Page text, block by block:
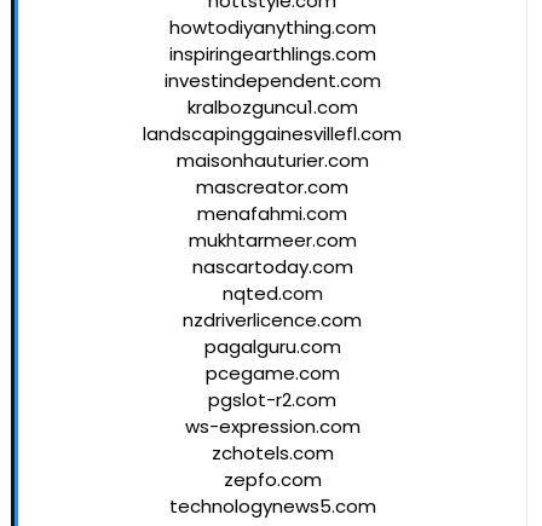
howtodiyanything.com
inspiringearthlings.com
investindependent.com
kralbozguncu1.com
landscapinggainesvillefl.com
maisonhauturier.com
mascreator.com
menafahmi.com
mukhtarmeer.com
nascartoday.com
nqted.com
nzdriverlicence.com
pagalguru.com
pcegame.com
pgslot-r2.com
ws-expression.com
zchotels.com
zepfo.com
technologynews5.com